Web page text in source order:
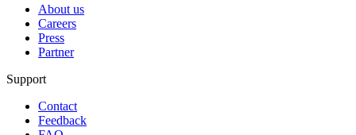
About us
Careers
Press
Partner
Support
Contact
Feedback